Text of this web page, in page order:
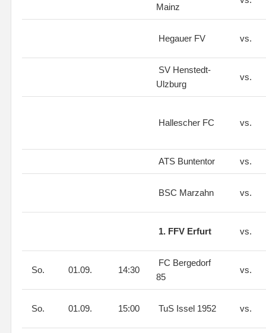
Mainz
Hegauer FV vs.
SV Henstedt-
Ulzburg
vs.
Hallescher FC vs.
ATS Buntentor vs.
BSC Marzahn vs.
1. FFV Erfurt vs.
So. 01.09. 14:30
FC Bergedorf
85
vs.
So. 01.09. 15:00 TuS Issel 1952 vs.